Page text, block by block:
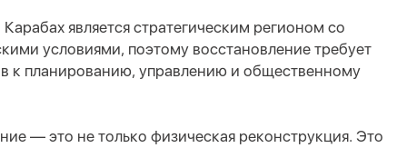
является стратегическим регионом со
условиями, поэтому восстановление требует
к планированию, управлению и общественному
— это не только физическая реконструкция. Это